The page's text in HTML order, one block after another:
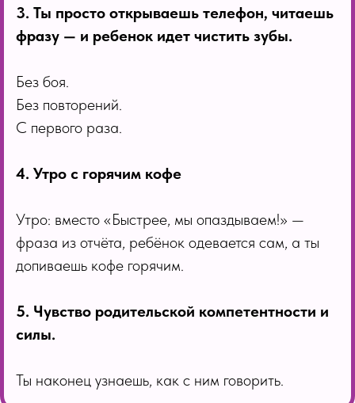
3. Ты просто открываешь телефон, читаешь
фразу — и ребенок идет чистить зубы.
Без боя.
Без повторений.
С первого раза.
4. Утро с горячим кофе
Утро: вместо «Быстрее, мы опаздываем!» —
фраза из отчёта, ребёнок одевается сам, а ты
допиваешь кофе горячим.
5. Чувство родительской компетентности и
силы.
Ты наконец узнаешь, как с ним говорить.